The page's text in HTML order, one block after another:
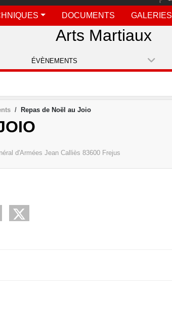
DOCUMENTS GALERIES
Arts Martiaux
ÉVÈNEMENTS
Repas de Noël au Joio
d'Armées Jean Calliès 83600 Frejus